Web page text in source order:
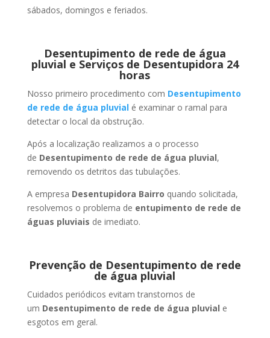
sábados, domingos e feriados.
Desentupimento de rede de água
pluvial e Serviços de Desentupidora 24
horas
Nosso primeiro procedimento com Desentupimento
de rede de água pluvialé examinar o ramal para
detectar o local da obstrução.
Após a localização realizamos a o processo
de Desentupimento de rede de água pluvial,
removendo os detritos das tubulações.
A empresa Desentupidora Bairro quando solicitada,
resolvemos o problema de entupimento de rede de
águas pluviais de imediato.
Prevenção de Desentupimento de rede
de água pluvial
Cuidados periódicos evitam transtornos de
um Desentupimento de rede de água pluvial e
esgotos em geral.